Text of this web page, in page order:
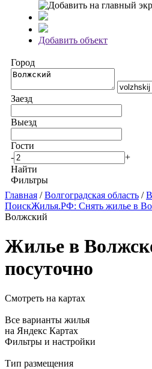
Добавить объект
Город
Заезд
Выезд
Гости
-
+
Найти
Фильтры
Главная /Волгоградская область /
ПоискЖилья.РФ: Снять жилье в
Волжский
Жилье в
посуточно
Смотреть на картах
Все варианты жилья
на Яндекс Картах
Фильтры и настройки
Тип размещения